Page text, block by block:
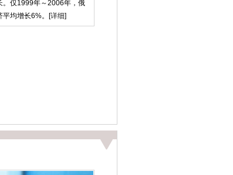
。仅1999年～2006年，俄
平均增长6%。[详细]